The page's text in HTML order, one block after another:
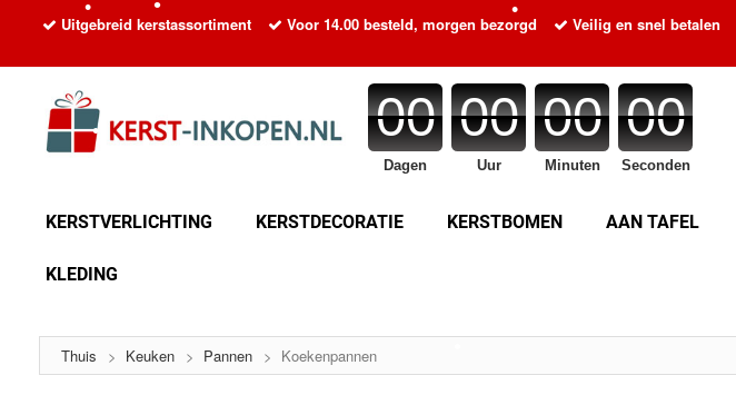
Uitgebreid kerstassortiment Voor 14.00 besteld, morgen bezorgd Veilig en snel betalen
00
Dagen
00
Uur
00
Minuten
00
Seconden
KERSTVERLICHTING KERSTDECORATIE KERSTBOMEN AAN TAFEL
KLEDING
Thuis > Keuken > Pannen > Koekenpannen
•
• •
•
•
•